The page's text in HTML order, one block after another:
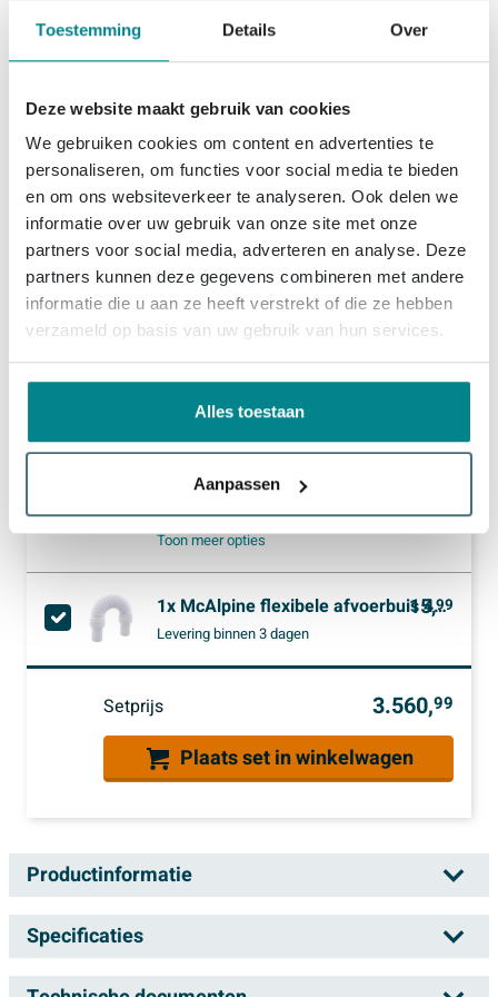
Toestemming Details Over
Deze website maakt gebruik van cookies
We gebruiken cookies om content en advertenties te
personaliseren, om functies voor social media te bieden
en om ons websiteverkeer te analyseren. Ook delen we
informatie over uw gebruik van onze site met onze
partners voor social media, adverteren en analyse. Deze
partners kunnen deze gegevens combineren met andere
informatie die u aan ze heeft verstrekt of die ze hebben
verzameld op basis van uw gebruik van hun services.
Alles toestaan
Aanpassen
Adema Sparkle 2.0 thermostatische bad-/douchekraan - handdouche - 3 standen - met houder - inclusief doucheslang - mat zwart
Toon meer opties
1x Adema Badrek - uitschuifbaar - 62-90cm - chroom
(68)
Morgen in huis
11,
Toon meer opties
1xZeza Deluxe Badkussen - 28x17cm - klein - model - zwart
Morgen in huis
15,99
1xFortifura Clean Reinigingsmiddelset - 3x 500ml
(9)
Leveringbinnen 3 dagen 32,97
Toon meer opties
1x McAlpine flexibele afvoerbuis 40x40mm spie/spie l=max. 0.9 mtr
Leveringbinnen 3 dagen
15,99
Setprijs 3.560,99
Plaats set in winkelwagen
Productinformatie
Arcqua Havana Halfvrijstaand Bad -
170x80cm - links - mat beton
Specificaties